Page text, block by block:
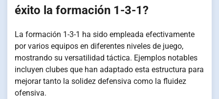
éxito la formación 1-3-1?
La formación 1-3-1 ha sido empleada efectivamente
por varios equipos en diferentes niveles de juego,
mostrando su versatilidad táctica. Ejemplos notables
incluyen clubes que han adaptado esta estructura para
mejorar tanto la solidez defensiva como la fluidez
ofensiva.